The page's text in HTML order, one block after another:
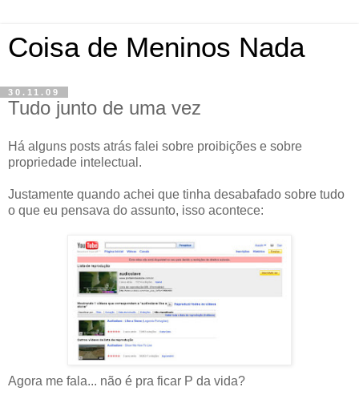
Coisa de Meninos Nada
30.11.09
Tudo junto de uma vez
Há alguns posts atrás falei sobre proibições e sobre
propriedade intelectual.
Justamente quando achei que tinha desabafado sobre tudo
o que eu pensava do assunto, isso acontece:
Agora me fala... não é pra ficar P da vida?